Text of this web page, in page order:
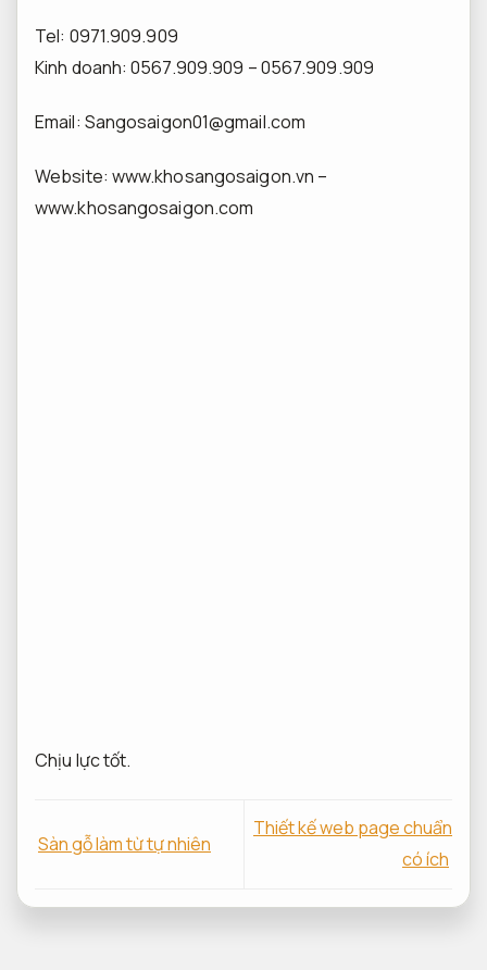
Tel: 0971.909.909
Kinh doanh: ‎0567.909.909 – 0567.909.909
Email: Sangosaigon01@gmail.com
Website: www.khosangosaigon.vn –
www.khosangosaigon.com
Chịu lực tốt.
Sàn gỗ làm từ tự nhiên
Thiết kế web page chuẩn
có ích